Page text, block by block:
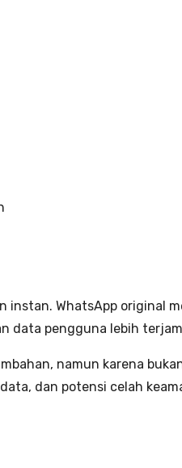
instan. WhatsApp original
data pengguna lebih
namun karena
dan potensi celah